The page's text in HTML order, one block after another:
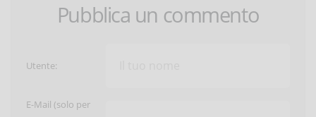
Pubblica un commento
Utente:
E-Mail (solo per